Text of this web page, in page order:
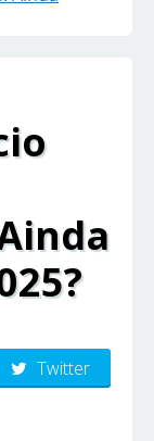
Twitter